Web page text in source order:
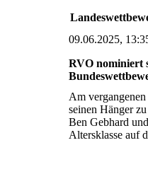
09.06.2025,
RVO nominiert
Am
seinen Hänger
Ben Gebhard
Altersklasse auf